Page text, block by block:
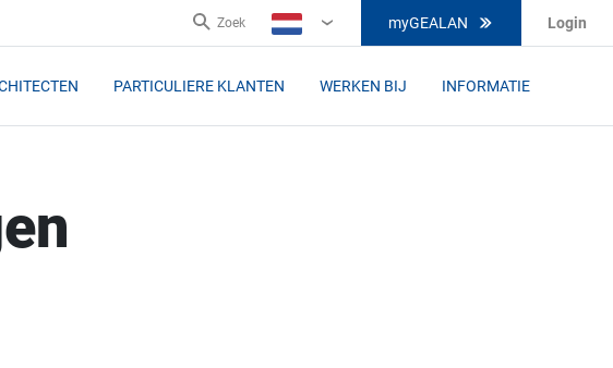
Zoek
NL
myGEALAN Login
PARTICULIERE KLANTEN WERKEN BIJ INFORMATIE